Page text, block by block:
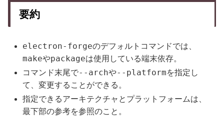
要約
electron-forgeのデフォルトコマンドでは、
makeやpackageは使用している端末依存。
コマンド末尾で--archや--platformを指定し
て、変更することができる。
指定できるアーキテクチャとプラットフォームは、
最下部の参考を参照のこと。